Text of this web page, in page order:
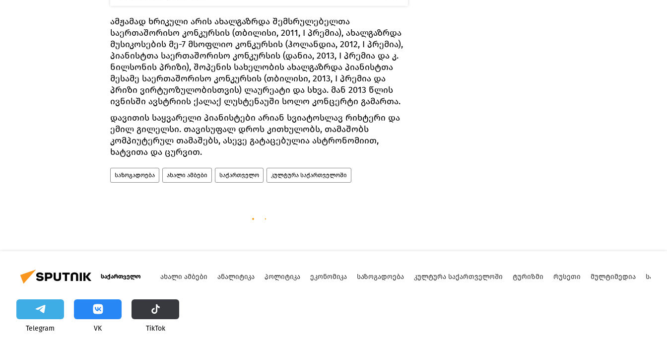
ამჟამად ხრიკული არის ახალგაზრდა შემსრულებელთა
საერთაშორისო კონკურსის (თბილისი, 2011, I პრემია), ახალგაზრდა
მუსიკოსების მე-7 მსოფლიო კონკურსის (ჰოლანდია, 2012, I პრემია),
პიანისტთა საერთაშორისო კონკურსის (დანია, 2013, I პრემია და კ.
ნილსონის პრიზი), შოპენის სახელობის ახალგაზრდა პიანისტთა
მესამე საერთაშორისო კონკურსის (თბილისი, 2013, I პრემია და
პრიზი ვირტუოზულობისთვის) ლაურეატი და სხვა. მან 2013 წლის
ივნისში ავსტრიის ქალაქ ლუსტენაუში სოლო კონცერტი გამართა.
დავითის საყვარელი პიანისტები არიან სვიატოსლავ რიხტერი და
ემილ გილელსი. თავისუფალ დროს კითხულობს, თამაშობს
კომპიუტერულ თამაშებს, ასევე გატაცებულია ასტრონომიით,
ხატვითა და ცურვით.
საზოგადოება ახალი ამბები საქართველო კულტურა საქართველოში
საქართველო ᲐᲮᲐᲚᲘ ᲐᲛᲑᲔᲑᲘ ᲐᲜᲐᲚᲘᲢᲘᲙᲐ ᲞᲝᲚᲘᲢᲘᲙᲐ ᲔᲙᲝᲜᲝᲛᲘᲙᲐ ᲡᲐᲖᲝᲒᲐᲓᲝᲔᲑᲐ ᲙᲣᲚᲢᲣᲠᲐ ᲡᲐᲥᲐᲠᲗᲕᲔᲚᲝᲨᲘ ᲢᲣᲠᲘᲖᲛᲘ ᲠᲣᲡᲔᲗᲘ ᲛᲣᲚᲢᲘᲛᲔᲓᲘᲐ
Telegram VK ТikТоk